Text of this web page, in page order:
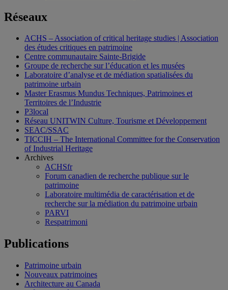
Réseaux
ACHS – Association of critical heritage studies | Association
des études critiques en patrimoine
Centre communautaire Sainte-Brigide
Groupe de recherche sur l’éducation et les musées
Laboratoire d’analyse et de médiation spatialisées du
patrimoine urbain
Master Erasmus Mundus Techniques, Patrimoines et
Territoires de l’Industrie
P3local
Réseau UNITWIN Culture, Tourisme et Développement
SEAC/SSAC
TICCIH – The International Committee for the Conservation
of Industrial Heritage
Archives
ACHSfr
Forum canadien de recherche publique sur le
patrimoine
Laboratoire multimédia de caractérisation et de
recherche sur la médiation du patrimoine urbain
PARVI
Respatrimoni
Publications
Patrimoine urbain
Nouveaux patrimoines
Architecture au Canada